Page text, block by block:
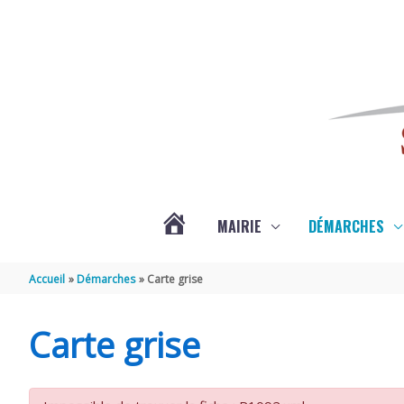
MAIRIE DÉMARCHES
Accueil Démarches Carte grise
Carte grise